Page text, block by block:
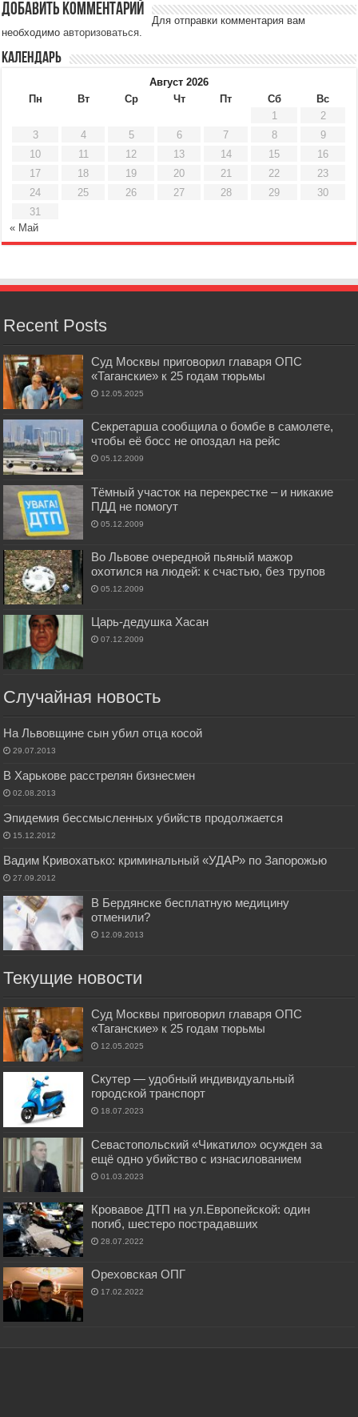
Добавить комментарий
Для отправки комментария вам
необходимоавторизоваться.
Календарь
Август 2026
Пн
Вт Ср Чт Пт Сб
Вс
1
2
3
4 5 6 7 8
9
10
11 12 13 14 15
16
17
18 19 20 21 22
23
24
25 26 27 28 29
30
31
« Май
Recent Posts
Суд Москвы приговорил главаря ОПС
«Таганские» к 25 годам тюрьмы
12.05.2025
Секретарша сообщила о бомбе в самолете,
чтобы её босс не опоздал на рейс
05.12.2009
Тёмный участок на перекрестке – и никакие
ПДД не помогут
05.12.2009
Во Львове очередной пьяный мажор
охотился на людей: к счастью, без трупов
05.12.2009
Царь-дедушка Хасан
07.12.2009
Случайная новость
На Львовщине сын убил отца косой
29.07.2013
В Харькове расстрелян бизнесмен
02.08.2013
Эпидемия бессмысленных убийств продолжается
15.12.2012
Вадим Кривохатько: криминальный «УДАР» по Запорожью
27.09.2012
В Бердянске бесплатную медицину
отменили?
12.09.2013
Текущие новости
Суд Москвы приговорил главаря ОПС
«Таганские» к 25 годам тюрьмы
12.05.2025
Скутер — удобный индивидуальный
городской транспорт
18.07.2023
Севастопольский «Чикатило» осужден за
ещё одно убийство с изнасилованием
01.03.2023
Кровавое ДТП на ул.Европейской: один
погиб, шестеро пострадавших
28.07.2022
Ореховская ОПГ
17.02.2022